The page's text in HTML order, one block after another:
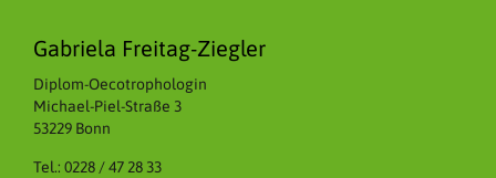
Gabriela Freitag-Ziegler
Diplom-Oecotrophologin
Michael-Piel-Straße 3
53229 Bonn
Tel.: 0228 / 47 28 33